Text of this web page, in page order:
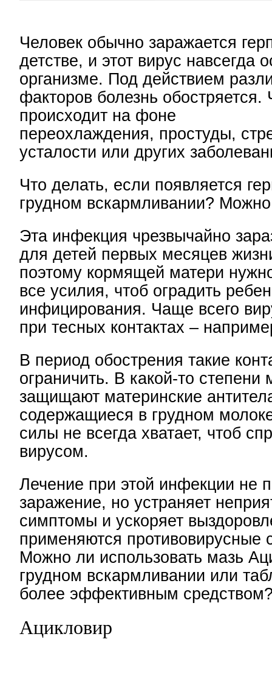
Человек обычно заражается
детстве, и этот вирус навсегда
организме. Под действием
факторов болезнь обостряется.
происходит на фоне
переохлаждения, простуды,
усталости или других
Что делать, если появляется
грудном вскармливании? Можно
Эта инфекция чрезвычайно
для детей первых месяцев
поэтому кормящей матери
все усилия, чтоб оградить
инфицирования. Чаще всего
при тесных контактах –
В период обострения такие
ограничить. В какой-то
защищают материнские
содержащиеся в грудном
силы не всегда хватает, чтоб
вирусом.
Лечение при этой инфекции не
заражение, но устраняет
симптомы и ускоряет
применяются противовирусные
Можно ли использовать мазь
грудном вскармливании или
более эффективным
Ацикловир